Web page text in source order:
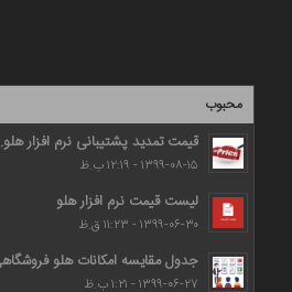
محبوب
قیمت تمدید پشتیبانی نرم افزار
۱۳۹۹-۰۸-۱۵ - ۱۲:۱۹ ب.ظ
لیست قیمت نرم افزار هلو
۱۳۹۹-۰۶-۳۰ - ۱۱:۲۳ ق.ظ
جدول مقایسه امکانات هلو
۱۳۹۹-۰۶-۲۷ - ۱:۲۱ ب.ظ